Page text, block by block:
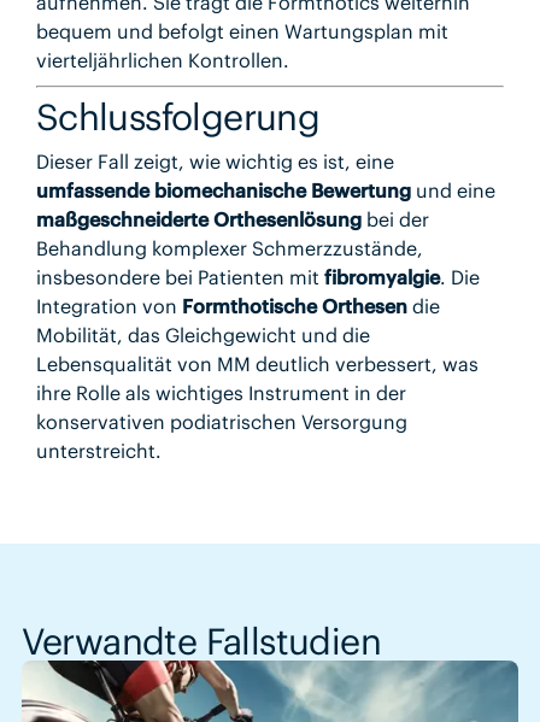
bequem und befolgt einen Wartungsplan mit
vierteljährlichen Kontrollen.
Schlussfolgerung
Dieser Fall zeigt, wie wichtig es ist, eine
umfassende biomechanische Bewertungund eine
maßgeschneiderte Orthesenlösungbei der
Behandlung komplexer Schmerzzustände,
insbesondere bei Patienten mit fibromyalgie. Die
Integration von Formthotische Orthesendie
Mobilität, das Gleichgewicht und die
Lebensqualität von MM deutlich verbessert, was
ihre Rolle als wichtiges Instrument in der
konservativen podiatrischen Versorgung
unterstreicht.
Verwandte Fallstudien